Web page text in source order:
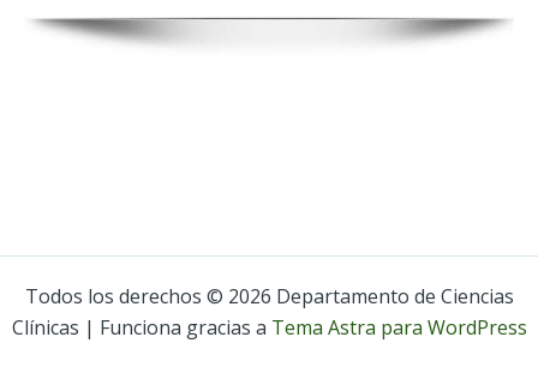
Todos los derechos © 2026 Departamento de Ciencias
Clínicas | Funciona gracias a Tema Astra para WordPress